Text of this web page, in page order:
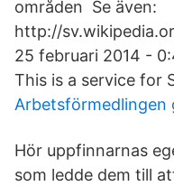
områden Se även:
http://
25 februari 2014 -
This is a service for
Arbetsförmedlingen
Hör uppfinnarnas
som ledde dem till